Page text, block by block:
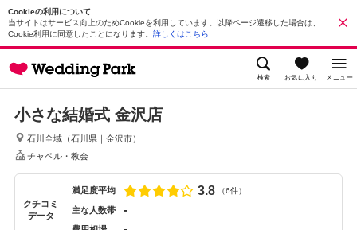
Cookieの利用について
当サイトはサービス向上のためCookieを利用しています。以降ページ遷移した場合は、
Cookie利用に同意したことになります。 詳しくはこちら
検索 お気に入り メニュー
小さな結婚式 金沢店
石川全域 （石川県 ｜ 金沢市）
チャペル・教会
クチコミ
データ
満足度平均 3.8 （6件）
主な人数帯 -